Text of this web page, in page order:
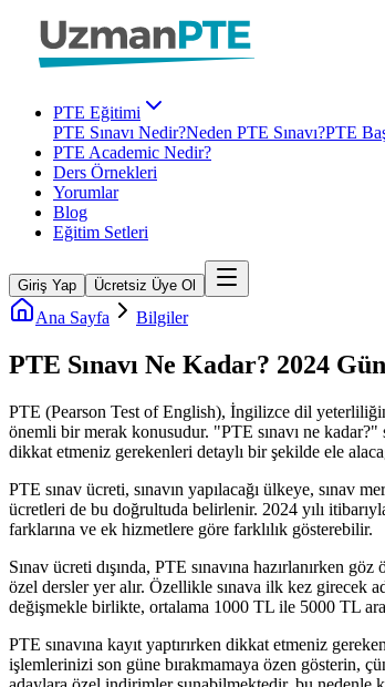
PTE Eğitimi
PTE Sınavı Nedir?Neden PTE Sınavı?PTE
PTE Academic Nedir?
Ders Örnekleri
Yorumlar
Blog
Eğitim Setleri
Giriş Yap Ücretsiz Üye Ol
Ana Sayfa Bilgiler
PTE Sınavı Ne Kadar? 2024
PTE (Pearson Test of English), İngilizce dil
önemli bir merak konusudur. "PTE sınavı ne
dikkat etmeniz gerekenleri detaylı bir şekilde ele
PTE sınav ücreti, sınavın yapılacağı ülkeye, sınav
ücretleri de bu doğrultuda belirlenir. 2024 yılı
farklarına ve ek hizmetlere göre farklılık gösterebilir.
Sınav ücreti dışında, PTE sınavına hazırlanırken
özel dersler yer alır. Özellikle sınava ilk kez girecek
değişmekle birlikte, ortalama 1000 TL ile 5000 TL
PTE sınavına kayıt yaptırırken dikkat etmeniz
işlemlerinizi son güne bırakmamaya özen gösterin,